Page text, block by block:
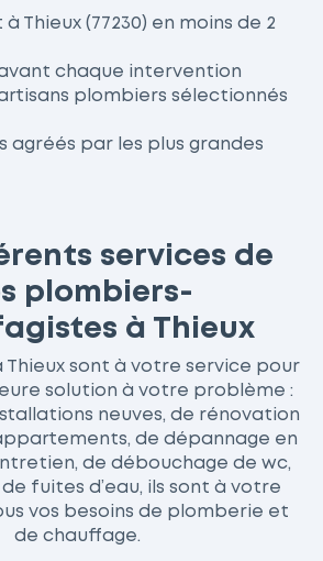
Thieux (77230) en moins de 2
chaque intervention
plombiers sélectionnés
agréés par les plus grandes
services de
plombiers-
à Thieux
Thieux sont à votre service pour
solution à votre problème :
neuves, de rénovation
de dépannage en
de débouchage de wc,
fuites d’eau, ils sont à votre
vos besoins de plomberie et
de chauffage.